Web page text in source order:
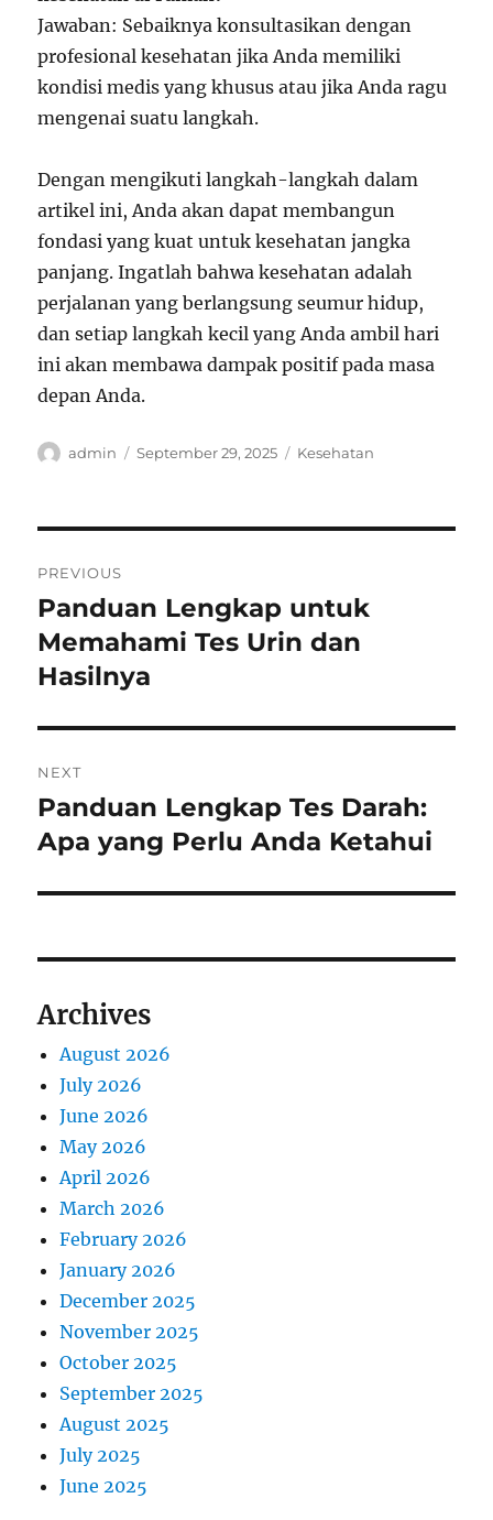
Jawaban: Sebaiknya konsultasikan dengan
profesional kesehatan jika Anda memiliki
kondisi medis yang khusus atau jika Anda ragu
mengenai suatu langkah.
Dengan mengikuti langkah-langkah dalam
artikel ini, Anda akan dapat membangun
fondasi yang kuat untuk kesehatan jangka
panjang. Ingatlah bahwa kesehatan adalah
perjalanan yang berlangsung seumur hidup,
dan setiap langkah kecil yang Anda ambil hari
ini akan membawa dampak positif pada masa
depan Anda.
Author
admin
Posted
September 29, 2025 Categories
Kesehatan
navigation
PREVIOUS
Previous
post:
Panduan Lengkap untuk
Memahami Tes Urin dan
Hasilnya
NEXT
Next
post:
Panduan Lengkap Tes Darah:
Apa yang Perlu Anda Ketahui
Archives
August 2026
July 2026
June 2026
May 2026
April 2026
March 2026
February 2026
January 2026
December 2025
November 2025
October 2025
September 2025
August 2025
July 2025
June 2025